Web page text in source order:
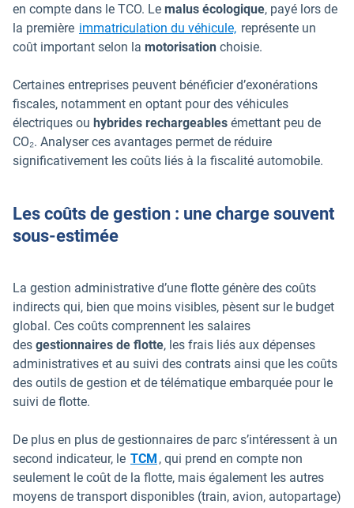
en compte dans le TCO. Le malus écologique, payé lors de
la première immatriculation du véhicule, représente un
coût important selon la motorisation choisie.
Certaines entreprises peuvent bénéficier d’exonérations
fiscales, notamment en optant pour des véhicules
électriques ou hybrides rechargeables émettant peu de
CO₂. Analyser ces avantages permet de réduire
significativement les coûts liés à la fiscalité automobile.
Les coûts de gestion : une charge souvent
sous-estimée
La gestion administrative d’une flotte génère des coûts
indirects qui, bien que moins visibles, pèsent sur le budget
global. Ces coûts comprennent les salaires
des gestionnaires de flotte, les frais liés aux dépenses
administratives et au suivi des contrats ainsi que les coûts
des outils de gestion et de télématique embarquée pour le
suivi de flotte.
De plus en plus de gestionnaires de parc s’intéressent à un
second indicateur, le TCM , qui prend en compte non
seulement le coût de la flotte, mais également les autres
moyens de transport disponibles (train, avion, autopartage)